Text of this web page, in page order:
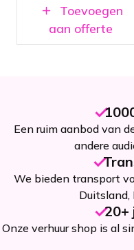
truss
constructies
Toevoegen
aan offerte
Een ruim aanbod van
andere
We bieden transport
Duitsland,
20+
Onze verhuur shop is al